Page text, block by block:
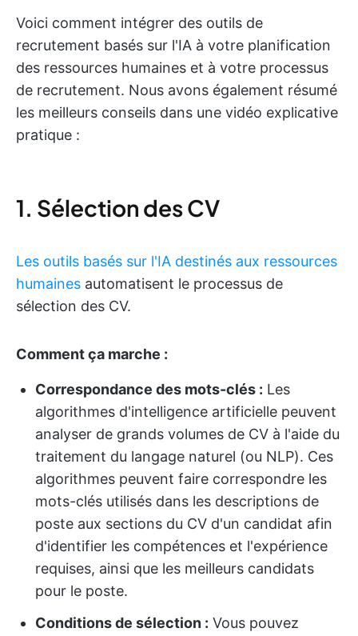
Voici comment intégrer des outils de
recrutement basés sur l'IA à votre planification
des ressources humaines et à votre processus
de recrutement. Nous avons également résumé
les meilleurs conseils dans une vidéo explicative
pratique :
1. Sélection des CV
Les outils basés sur l'IA destinés aux ressources
humaines automatisent le processus de
sélection des CV.
Comment ça marche :
Correspondance des mots-clés : Les
algorithmes d'intelligence artificielle peuvent
analyser de grands volumes de CV à l'aide du
traitement du langage naturel (ou NLP). Ces
algorithmes peuvent faire correspondre les
mots-clés utilisés dans les descriptions de
poste aux sections du CV d'un candidat afin
d'identifier les compétences et l'expérience
requises, ainsi que les meilleurs candidats
pour le poste.
Conditions de sélection : Vous pouvez